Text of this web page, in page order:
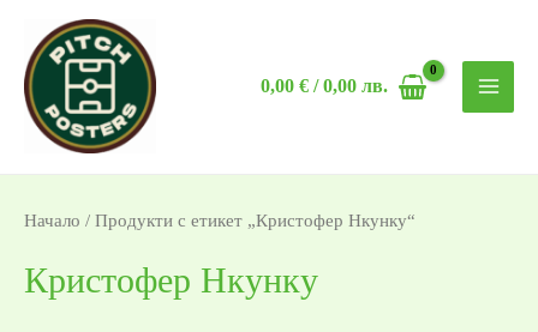
content
0,00 €/ 0,00 лв.
Начало / Продукти с етикет „Кристофер Нкунку“
Кристофер Нкунку